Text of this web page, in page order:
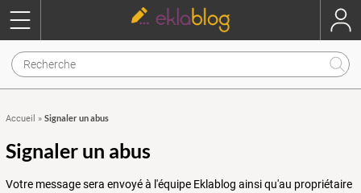
Accueil » Signaler un abus
Signaler un abus
Votre message sera envoyé à l'équipe Eklablog ainsi qu'au propriétaire